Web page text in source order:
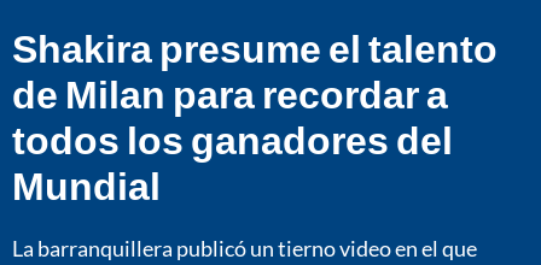
Shakira presume el talento
de Milan para recordar a
todos los ganadores del
Mundial
La barranquillera publicó un tierno video en el que